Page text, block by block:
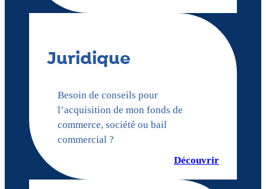
Juridique
Besoin de conseils pour
l’acquisition de mon fonds de
commerce, société ou bail
commercial ?
Découvrir